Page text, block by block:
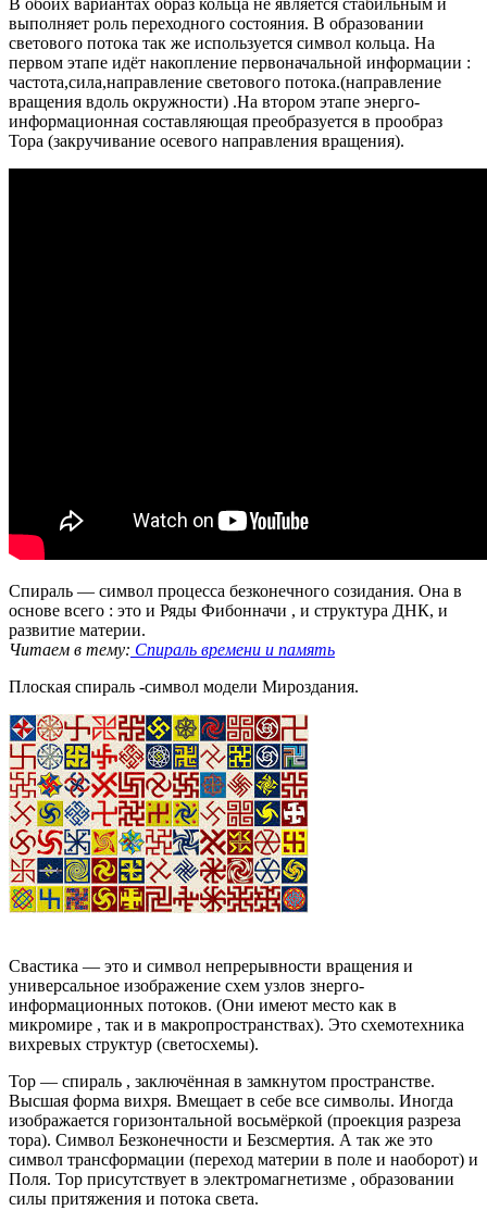
выполняет роль переходного состояния. В образовании
светового потока так же используется символ кольца. На
первом этапе идёт накопление первоначальной информации :
частота,сила,направление светового потока.(направление
вращения вдоль окружности) .На втором этапе энерго-
информационная составляющая преобразуется в прообраз
Тора (закручивание осевого направления вращения).
Спираль — символ процесса безконечного созидания. Она в
основе всего : это и Ряды Фибонначи , и структура ДНК, и
развитие материи.
Читаем в тему: Спираль времени и память
Плоская спираль -символ модели Мироздания.
Свастика — это и символ непрерывности вращения и
универсальное изображение схем узлов знерго-
информационных потоков. (Они имеют место как в
микромире , так и в макропространствах). Это схемотехника
вихревых структур (светосхемы).
Тор — спираль , заключённая в замкнутом пространстве.
Высшая форма вихря. Вмещает в себе все символы. Иногда
изображается горизонтальной восьмёркой (проекция разреза
тора). Символ Безконечности и Безсмертия. А так же это
символ трансформации (переход материи в поле и наоборот) и
Поля. Тор присутствует в электромагнетизме , образовании
силы притяжения и потока света.